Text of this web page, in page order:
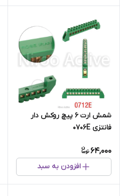
شمش ارت 6 پیچ روکش دار
فانتزی 0706E
64,000
افزودن به سبد